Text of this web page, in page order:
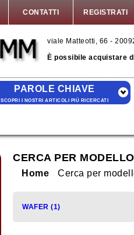
CONTATTI REGISTRATI
viale Matteotti, 66 -
È possibile acquistare
PAROLE CHIAVE
SCOPRI I NOSTRI ARTICOLI PIÙ RICERCATI
CERCA PER
Home Cerca per
WAFER (1)